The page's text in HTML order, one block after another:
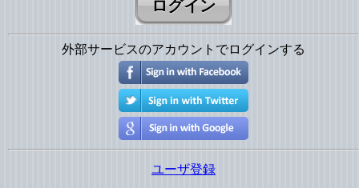
外部サービスのアカウントでログインする
ユーザ登録